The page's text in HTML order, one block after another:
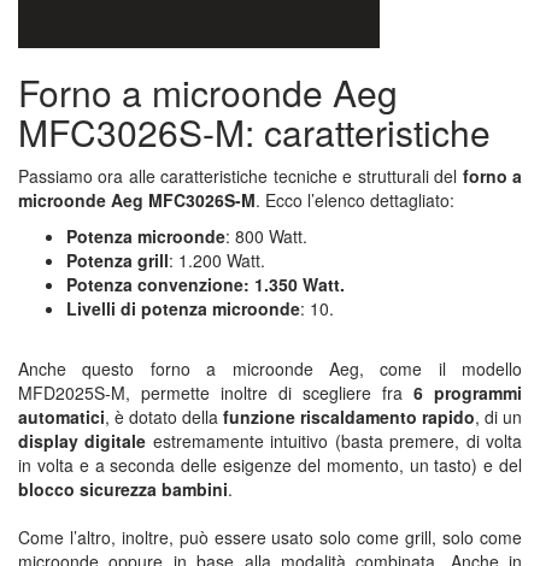
Forno a microonde Aeg
MFC3026S-M: caratteristiche
Passiamo ora alle caratteristiche tecniche e strutturali del forno a
microonde Aeg MFC3026S-M. Ecco l’elenco dettagliato:
Potenza microonde: 800 Watt.
Potenza grill: 1.200 Watt.
Potenza convenzione: 1.350 Watt.
Livelli di potenza microonde: 10.
Anche questo forno a microonde Aeg, come il modello
MFD2025S-M, permette inoltre di scegliere fra 6 programmi
automatici, è dotato della funzione riscaldamento rapido, di un
display digitale estremamente intuitivo (basta premere, di volta
in volta e a seconda delle esigenze del momento, un tasto) e del
blocco sicurezza bambini.
Come l’altro, inoltre, può essere usato solo come grill, solo come
microonde oppure in base alla modalità combinata. Anche in